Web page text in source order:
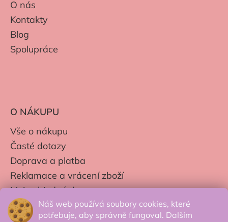
Náš web používá soubory cookies, které
potřebuje, aby správně fungoval. Dalším
O nás
Kontakty
Blog
Spolupráce
O NÁKUPU
Vše o nákupu
Časté dotazy
Doprava a platba
Reklamace a vrácení zboží
Moje objednávky
Obchodní podmínky